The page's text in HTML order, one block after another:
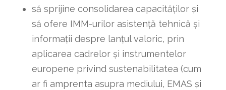
să sprijine consolidarea capacităților și
să ofere IMM-urilor asistență tehnică și
informații despre lanțul valoric, prin
aplicarea cadrelor și instrumentelor
europene privind sustenabilitatea (cum
ar fi amprenta asupra mediului, EMAS și